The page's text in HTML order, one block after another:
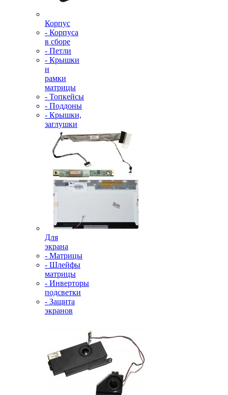
Корпус
- Корпуса
в сборе
- Петли
- Крышки
и
рамки
матрицы
- Топкейсы
- Поддоны
- Крышки,
заглушки
Для
экрана
- Матрицы
- Шлейфы
матрицы
- Инверторы
подсветки
- Защита
экранов